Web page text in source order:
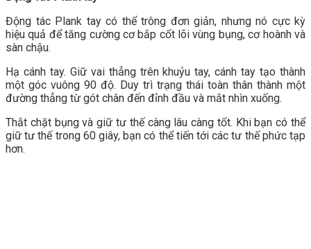
Động tác Plank tay có thể trông đơn giản, nhưng nó cực kỳ
hiệu quả để tăng cường cơ bắp cốt lõi vùng bụng, cơ hoành và
sàn chậu.
Hạ cánh tay. Giữ vai thẳng trên khuỷu tay, cánh tay tạo thành
một góc vuông 90 độ. Duy trì trạng thái toàn thân thành một
đường thẳng từ gót chân đến đỉnh đầu và mắt nhìn xuống.
Thắt chặt bụng và giữ tư thế càng lâu càng tốt. Khi bạn có thể
giữ tư thế trong 60 giây, bạn có thể tiến tới các tư thế phức tạp
hơn.